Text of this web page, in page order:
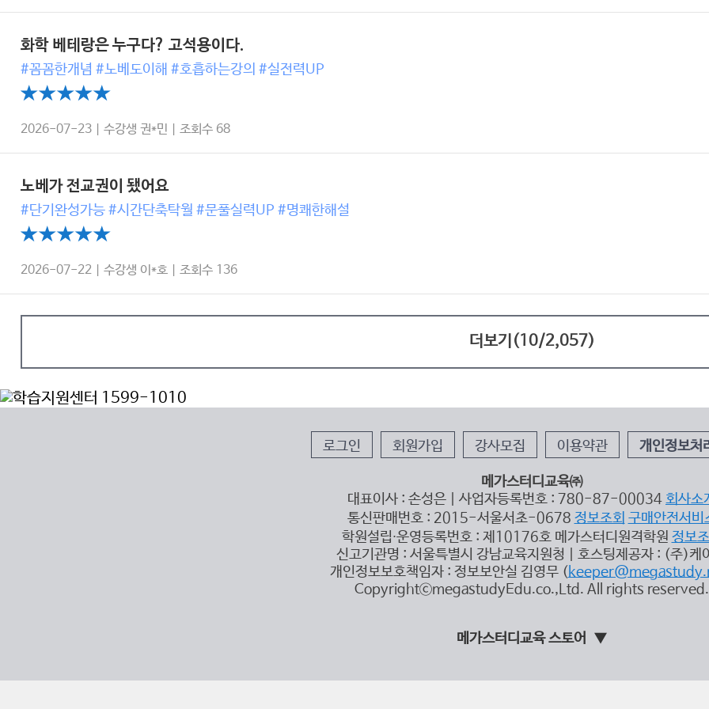
화학 베테랑은 누구다? 고석용이다.
#꼼꼼한개념 #노베도이해 #호흡하는강의 #실전력UP
2026-07-23 | 수강생 권*민 | 조회수 68
노베가 전교권이 됐어요
#단기완성가능 #시간단축탁월 #문풀실력UP #명쾌한해설
2026-07-22 | 수강생 이*호 | 조회수 136
더보기(10/2,057)
로그인 회원가입 강사모집 이용약관 개인정보처
메가스터디교육㈜
대표이사 : 손성은 | 사업자등록번호 : 780-87-00034 회사소
통신판매번호 : 2015-서울서초-0678 정보조회 구매안전서비
학원설립∙운영등록번호 : 제10176호 메가스터디원격학원 정보
신고기관명 : 서울특별시 강남교육지원청 | 호스팅제공자 : (주)케
개인정보보호책임자 : 정보보안실 김영무 (
CopyrightⓒmegastudyEdu.co.,Ltd. All rights reserved.
메가스터디교육 스토어